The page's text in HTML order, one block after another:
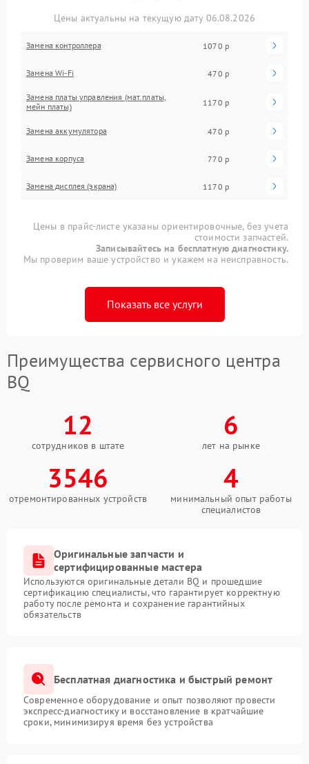
Цены актуальны на текущую дату 06.08.2026
Замена контроллера 1070 р
Замена Wi-Fi 470 р
Замена платы управления (мат.платы,
мейн платы)
1170 р
Замена аккумулятора 470 р
Замена корпуса 770 р
Замена дисплея (экрана) 1170 р
Цены в прайс-листе указаны ориентировочные, без учета
стоимости запчастей.
Записывайтесь на бесплатную диагностику.
Мы проверим ваше устройство и укажем на неисправность.
Показать все услуги
Преимущества сервисного центра
BQ
12
сотрудников в штате
6
лет на рынке
3546
отремонтированных устройств
4
минимальный опыт работы
специалистов
Оригинальные запчасти и
сертифицированные мастера
Используются оригинальные детали BQ и прошедшие
сертификацию специалисты, что гарантирует корректную
работу после ремонта и сохранение гарантийных
обязательств
Бесплатная диагностика и быстрый ремонт
Современное оборудование и опыт позволяют провести
экспресс-диагностику и восстановление в кратчайшие
сроки, минимизируя время без устройства